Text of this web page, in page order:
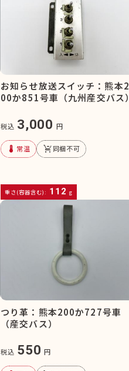
お知らせ放送スイッチ：熊本2
00か851号車（九州産交バス）
税込 3,000 円
device_thermostat 常温 remove_shopping_cart同梱不可
重さ(容器含む): 112 g
つり革：熊本200か727号車
（産交バス）
税込 550 円